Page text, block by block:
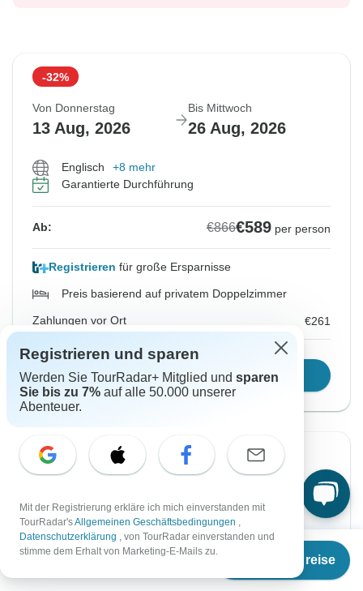
Ab€866
Termine & Preise
-32%
Von Donnerstag
13 Aug, 2026
Bis Mittwoch
26 Aug, 2026
Englisch
+8 mehr
Garantierte Durchführung
Ab: €866€589 per person
Registrieren für große Ersparnisse
Preis basierend auf privatem Doppelzimmer
Zahlungen vor Ort €261
Reisetermin wählen
-32%
14 Aug, 2026 27 Aug, 2026
Englisch
+8 mehr
Registrieren und sparen
Werden Sie TourRadar+ Mitglied und sparen
Sie bis zu 7% auf alle 50.000 unserer
Abenteuer.
Mit der Registrierung erkläre ich mich einverstanden mit
TourRadar'sAllgemeinen Geschäftsbedingungen ,
Datenschutzerklärung , von TourRadar einverstanden und
stimme dem Erhalt von Marketing-E-Mails zu.